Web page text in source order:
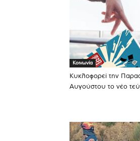
Κοινωνία
Κυκλοφορεί την
Αυγούστου το νέο